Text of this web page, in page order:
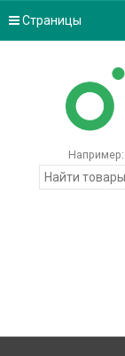
Страницы
Например: